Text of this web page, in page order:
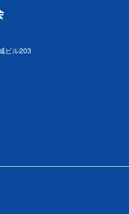
ビル203